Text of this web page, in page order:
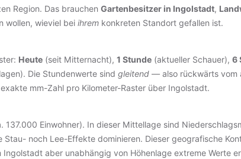
Region. Das brauchen Gartenbesitzer in Ingolstadt,
wollen, wieviel bei ihrem konkreten Standort gefallen ist.
Heute (seit Mitternacht), 1 Stunde (aktueller Schauer), 6
Die Stundenwerte sind gleitend — also rückwärts vom
mm-Zahl pro Kilometer-Raster über Ingolstadt.
Einwohner). In dieser Mittellage sind
noch Lee-Effekte dominieren. Dieser geografische
aber unabhängig von Höhenlage extreme Werte